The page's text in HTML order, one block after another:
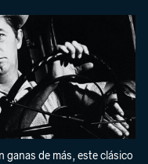
ganas de más, este clásico